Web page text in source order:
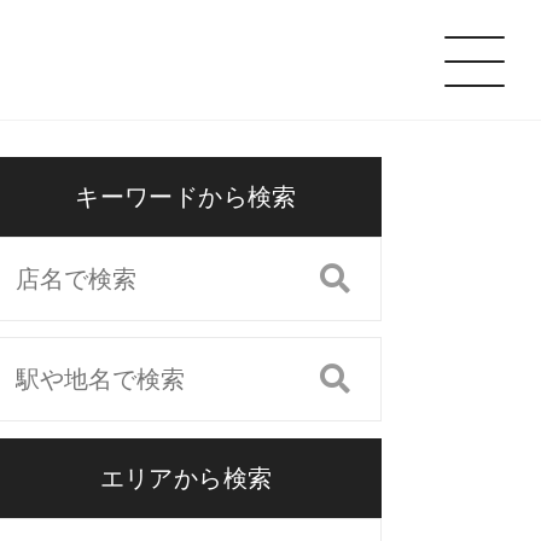
キーワードから検索
エリアから検索